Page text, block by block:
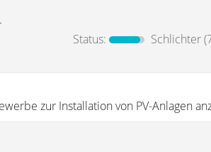
Status:
Schlichter
zur Installation von PV-Anlagen